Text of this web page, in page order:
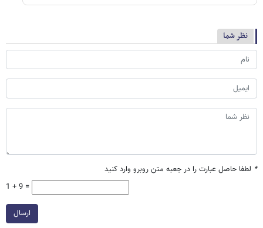
نظر شما
* لطفا حاصل عبارت را در جعبه متن روبرو وارد کنید
1 + 9 =
ارسال